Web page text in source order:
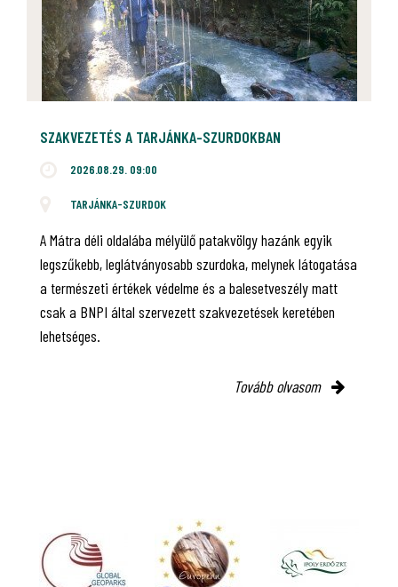
SZAKVEZETÉS A TARJÁNKA-SZURDOKBAN
2026.08.29. 09:00
TARJÁNKA-SZURDOK
A Mátra déli oldalába mélyülő patakvölgy hazánk egyik
legszűkebb, leglátványosabb szurdoka, melynek látogatása
a természeti értékek védelme és a balesetveszély matt
csak a BNPI által szervezett szakvezetések keretében
lehetséges.
Tovább olvasom